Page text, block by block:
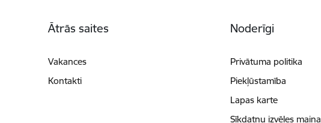
Ātrās saites
Vakances
Kontakti
Noderīgi
Privātuma politika
Piekļūstamība
Lapas karte
Sīkdatņu izvēles maiņa